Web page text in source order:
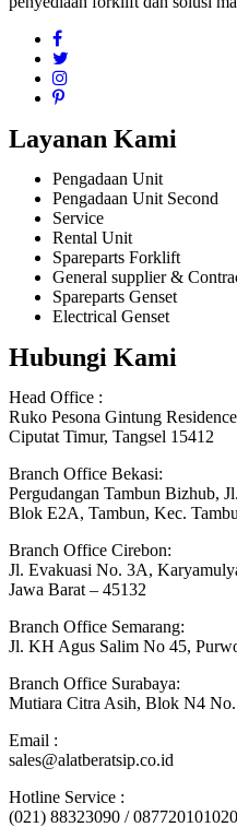
Layanan Kami
Pengadaan Unit
Pengadaan Unit Second
Service
Rental Unit
Spareparts Forklift
General supplier &
Spareparts Genset
Electrical Genset
Hubungi Kami
Head Office :
Ruko Pesona Gintung
Ciputat Timur, Tangsel 15412
Branch Office Bekasi:
Pergudangan Tambun Bizhub,
Blok E2A, Tambun, Kec.
Branch Office Cirebon:
Jl. Evakuasi No. 3A,
Jawa Barat – 45132
Branch Office Semarang:
Jl. KH Agus Salim No 45,
Branch Office Surabaya:
Mutiara Citra Asih, Blok N4
Email :
sales@alatberatsip.co.id
Hotline Service :
(021) 88323090 / 087720101020